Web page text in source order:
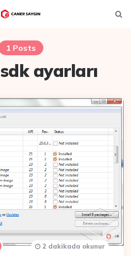
Ara
1 Posts
sdk ayarları
2 dakikada okunur